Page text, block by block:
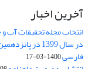
آخرین اخبار
انتخاب مجله تحقیقات آب
در سال 1399
فارسی1400-03-17